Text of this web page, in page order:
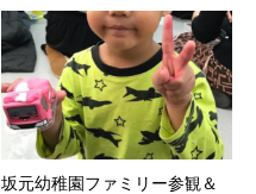
坂元幼稚園ファミリー参観＆